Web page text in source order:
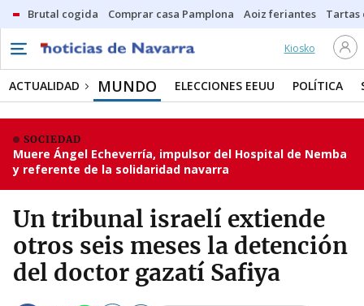
Brutal cogida Comprar casa Pamplona Aoiz feriantes Tartas
Kiosko
ACTUALIDAD MUNDO ELECCIONES EEUU POLÍTICA
SOCIEDAD
Muere Ángel Echeverría, impulsor del Hospital de Nemba
y referente de la solidaridad navarra
Un tribunal israelí extiende
otros seis meses la detención
del doctor gazatí Safiya